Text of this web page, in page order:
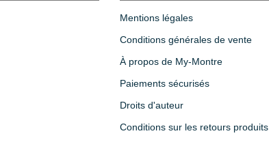
Mentions légales
Conditions générales de vente
À propos de My-Montre
Paiements sécurisés
Droits d'auteur
Conditions sur les retours produits